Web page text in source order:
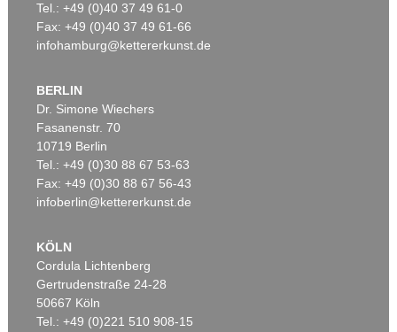
Tel.: +49 (0)40 37 49 61-0
Fax: +49 (0)40 37 49 61-66
infohamburg@kettererkunst.de
BERLIN
Dr. Simone Wiechers
Fasanenstr. 70
10719 Berlin
Tel.: +49 (0)30 88 67 53-63
Fax: +49 (0)30 88 67 56-43
infoberlin@kettererkunst.de
KÖLN
Cordula Lichtenberg
Gertrudenstraße 24-28
50667 Köln
Tel.: +49 (0)221 510 908-15